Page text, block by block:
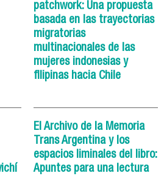
patchwork: Una propuesta
basada en las trayectorias
migratorias
multinacionales de las
mujeres indonesias y
filipinas hacia Chile
El Archivo de la Memoria
Trans Argentina y los
espacios liminales del libro:
Apuntes para una lectura